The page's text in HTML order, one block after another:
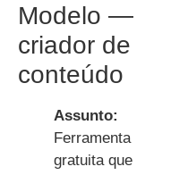
Modelo —
criador de
conteúdo
Assunto:
Ferramenta
gratuita que